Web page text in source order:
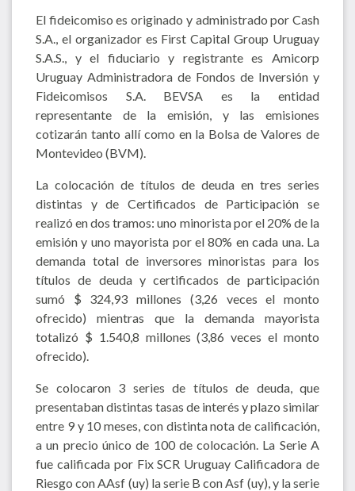
El fideicomiso es originado y administrado por Cash
S.A., el organizador es First Capital Group Uruguay
S.A.S., y el fiduciario y registrante es Amicorp
Uruguay Administradora de Fondos de Inversión y
Fideicomisos S.A. BEVSA es la entidad
representante de la emisión, y las emisiones
cotizarán tanto allí como en la Bolsa de Valores de
Montevideo (BVM).
La colocación de títulos de deuda en tres series
distintas y de Certificados de Participación se
realizó en dos tramos: uno minorista por el 20% de la
emisión y uno mayorista por el 80% en cada una. La
demanda total de inversores minoristas para los
títulos de deuda y certificados de participación
sumó $ 324,93 millones (3,26 veces el monto
ofrecido) mientras que la demanda mayorista
totalizó $ 1.540,8 millones (3,86 veces el monto
ofrecido).
Se colocaron 3 series de títulos de deuda, que
presentaban distintas tasas de interés y plazo similar
entre 9 y 10 meses, con distinta nota de calificación,
a un precio único de 100 de colocación. La Serie A
fue calificada por Fix SCR Uruguay Calificadora de
Riesgo con AAsf (uy) la serie B con Asf (uy), y la serie